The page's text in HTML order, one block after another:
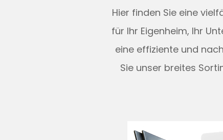
Hier finden Sie eine
für Ihr Eigenheim, Ihr
eine effiziente und
Sie unser breites